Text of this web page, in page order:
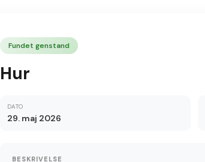
Fundet genstand
Hur
DATO
29. maj 2026
BESKRIVELSE